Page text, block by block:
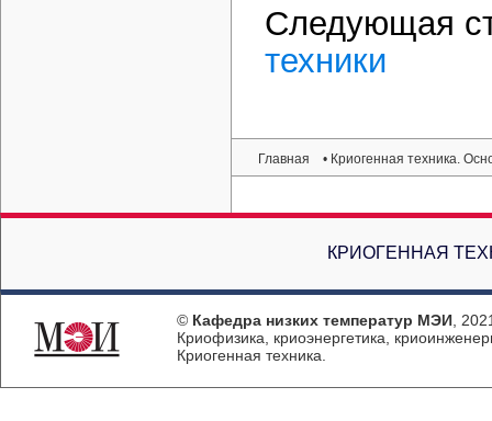
Следующая
техники
Главная • Криогенная техника.
КРИОГЕННАЯ
© Кафедра низких температур МЭИ ,
Криофизика, криоэнергетика,
Криогенная техника.